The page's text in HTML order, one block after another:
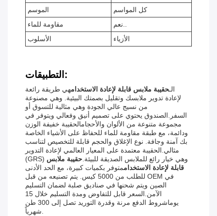
الموسم
كل المواسم
مقاومة للماء
نعم..
الأسلوب
الأزياء
التطبيقات:
الـحقيبة ملابس قابلة لإعادة الاستخدامهي طريقة رائعة
لإعادة تدوير ملابسك وتقليل بصمتك البيئية. وهي مصنوعة
من نسيج عالي الجودة وهي مثالية للتسوق أو
السفر.الصندوق يحتوي على تصميم أنيق وفعالي ويتوفر في
مجموعة متنوعة من الألوان والأحجامالحقيبة خفيفة الوزن
ودائمة، مع طبقة مقاومة للماء للحفاظ على الأشياء الخاصة
بك آمنة وجافة. نوع الإغلاق والحجم قابلة للتخصيص لتناسب
مثالي.الحقيبة معتمدة على المعيار العالمي لإعادة التدوير
(GRS) وهي خيار رائع للملابس الصديقة للبيئة.حقيبة ملابس
قابلة لإعادة الاستخداممتوفر بكميات كبيرة، مع الحد الأدنى
للطلب من 5000 كيس. يتم تصنيعه من قبل OEM في
الصين ويتم شحنها في صناديق صلبة لضمان التسليم
الآمن.السعر قابل للتفاوض ومدة التسليم خلال 15
يوماشروط الدفع مرنة وقدرة التوريد تصل إلى 300 طن
شهرياً.